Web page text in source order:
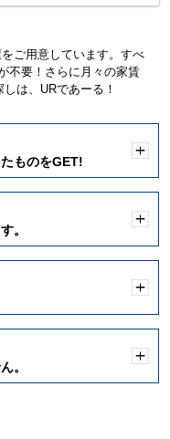
ご用意しています。すべ
不要！さらに月々の家賃
は、URであーる！
ものをGET!
く
。
く
く
。
く